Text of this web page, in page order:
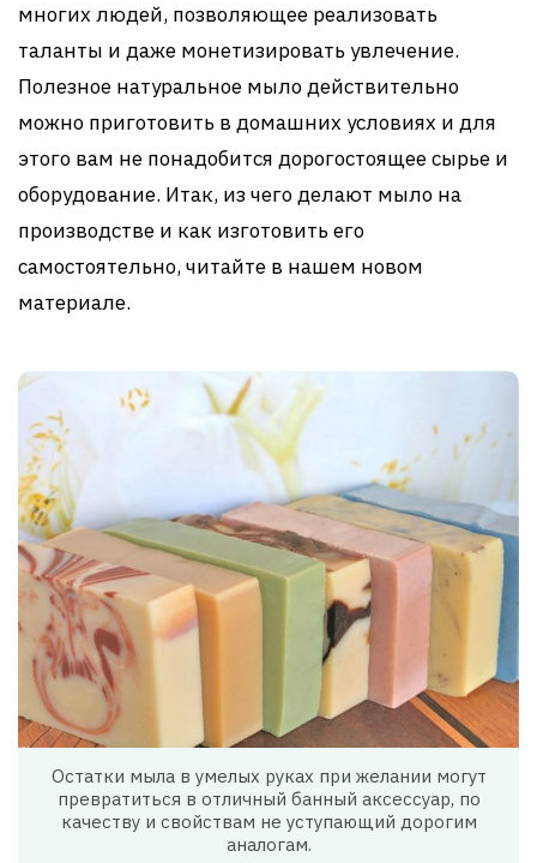
многих людей, позволяющее реализовать
таланты и даже монетизировать увлечение.
Полезное натуральное мыло действительно
можно приготовить в домашних условиях и для
этого вам не понадобится дорогостоящее сырье и
оборудование. Итак, из чего делают мыло на
производстве и как изготовить его
самостоятельно, читайте в нашем новом
материале.
Остатки мыла в умелых руках при желании могут
превратиться в отличный банный аксессуар, по
качеству и свойствам не уступающий дорогим
аналогам.